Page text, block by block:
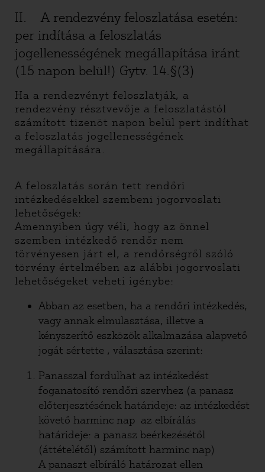
II. A rendezvény feloszlatása esetén:
per indítása a feloszlatás
jogellenességének megállapítása iránt
(15 napon belül!) Gytv. 14.§(3)
Ha a rendezvényt feloszlatják, a
rendezvény résztvevője a feloszlatástól
számított tizenöt napon belül pert indíthat
a feloszlatás jogellenességének
megállapítására.
A feloszlatás során tett rendőri
intézkedésekkel szembeni jogorvoslati
lehetőségek:
Amennyiben úgy véli, hogy az önnel
szemben intézkedő rendőr nem
törvényesen járt el, a rendőrségről szóló
törvény értelmében az alábbi jogorvoslati
lehetőségeket veheti igénybe:
Abban az esetben, ha a rendőri intézkedés,
vagy annak elmulasztása, illetve a
kényszerítő eszközök alkalmazása alapvető
jogát sértette , választása szerint:
Panasszal fordulhat az intézkedést
foganatosító rendőri szervhez (a panasz
előterjesztésének határideje: az intézkedést
követő harminc nap az elbírálás
határideje: a panasz beérkezésétől
(áttételétől) számított harminc nap)
A panaszt elbíráló határozat ellen